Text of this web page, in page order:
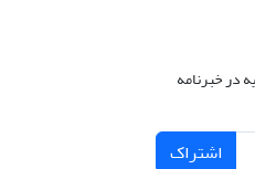
در خبرنامه
اشتراک